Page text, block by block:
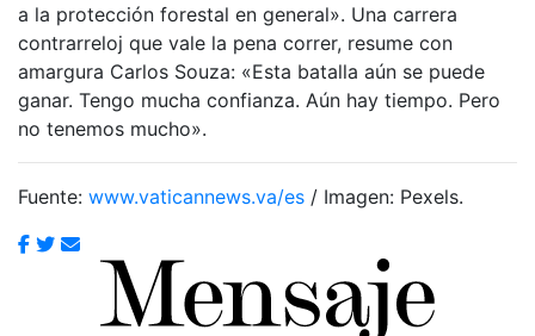
a la protección forestal en general». Una carrera
contrarreloj que vale la pena correr, resume con
amargura Carlos Souza: «Esta batalla aún se puede
ganar. Tengo mucha confianza. Aún hay tiempo. Pero
no tenemos mucho».
Fuente: www.vaticannews.va/es / Imagen: Pexels.